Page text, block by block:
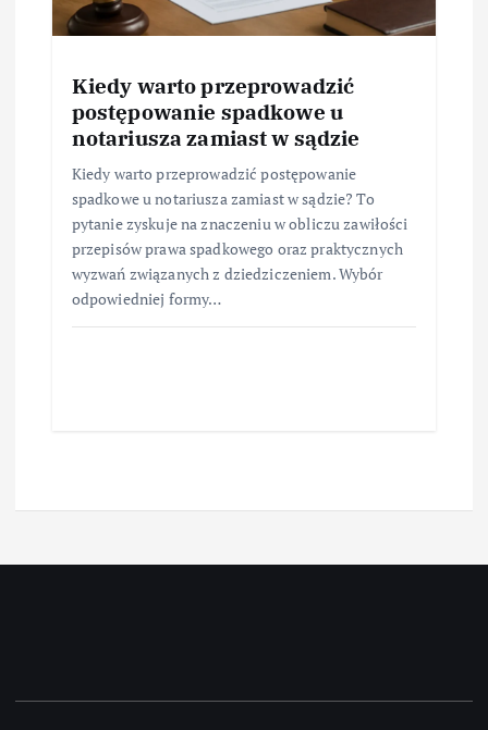
Kiedy warto przeprowadzić
postępowanie spadkowe u
notariusza zamiast w sądzie
Kiedy warto przeprowadzić postępowanie
spadkowe u notariusza zamiast w sądzie? To
pytanie zyskuje na znaczeniu w obliczu zawiłości
przepisów prawa spadkowego oraz praktycznych
wyzwań związanych z dziedziczeniem. Wybór
odpowiedniej formy…